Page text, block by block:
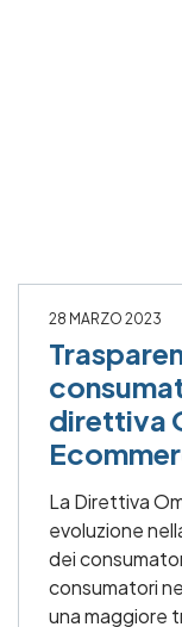
28 MARZO 2023
direttiva
La Direttiva
evoluzione
dei
consumatori
una maggiore